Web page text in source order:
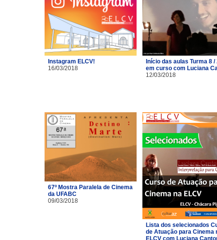
Instagram ELCV!
16/03/2018
Início das aulas Turma 8 /
em curso com Luciana
12/03/2018
67º Mostra Paralela de Cinema
da UFABC
09/03/2018
Lista dos selecionados
de Atuação para Cinema
ELCV com Luciana